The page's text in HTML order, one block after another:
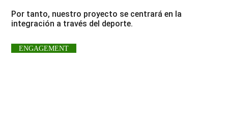
Por tanto, nuestro proyecto se centrará en la
integración a través del deporte.
ENGAGEMENT